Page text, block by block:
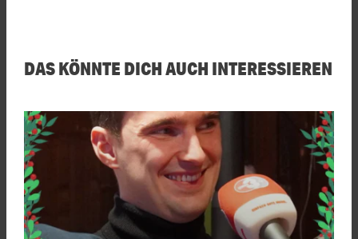
DAS KÖNNTE DICH AUCH INTERESSIEREN